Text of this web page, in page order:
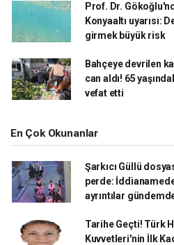
Prof. Dr.
Konyaaltı uyarısı:
girmek büyük risk
Bahçeye devrilen
can aldı! 65
vefat etti
En Çok Okunanlar
Şarkıcı Güllü
perde:
ayrıntılar
Tarihe Geçti! Türk
Kuvvetleri'nin İlk